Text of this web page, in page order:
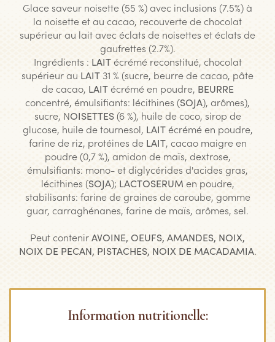
Glace saveur noisette (55 %) avec inclusions (7.5%) à
la noisette et au cacao, recouverte de chocolat
supérieur au lait avec éclats de noisettes et éclats de
gaufrettes (2.7%).
Ingrédients : LAITécrémé reconstitué, chocolat
supérieur au LAIT 31 % (sucre, beurre de cacao, pâte
de cacao, LAITécrémé en poudre, BEURRE
concentré, émulsifiants: lécithines (SOJA), arômes),
sucre, NOISETTES(6 %), huile de coco, sirop de
glucose, huile de tournesol, LAITécrémé en poudre,
farine de riz, protéines de LAIT, cacao maigre en
poudre (0,7 %), amidon de maïs, dextrose,
émulsifiants: mono- et diglycérides d'acides gras,
lécithines (SOJA); LACTOSERUM en poudre,
stabilisants: farine de graines de caroube, gomme
guar, carraghénanes, farine de maïs, arômes, sel.
Peut contenirAVOINE, OEUFS, AMANDES, NOIX,
NOIX DE PECAN, PISTACHES, NOIX DE MACADAMIA.
Information nutritionelle: